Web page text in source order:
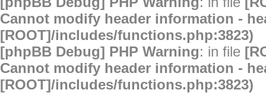
Cannot modify header information -
[ROOT]/includes/functions.php:3823)
[phpBB Debug] PHP Warning: in file
Cannot modify header information -
[ROOT]/includes/functions.php:3823)